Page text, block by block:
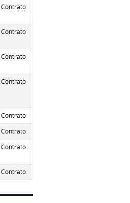
Contrato
Contrato
Contrato
Contrato
Contrato
Contrato
Contrato
Contrato